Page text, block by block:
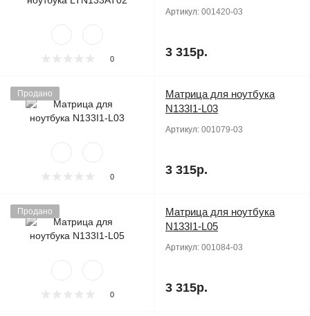
0
Артикул: 001420-03
3 315р.
Продано
0
Матрица для ноутбука
N133I1-L03
Артикул: 001079-03
3 315р.
Продано
0
Матрица для ноутбука
N133I1-L05
Артикул: 001084-03
3 315р.